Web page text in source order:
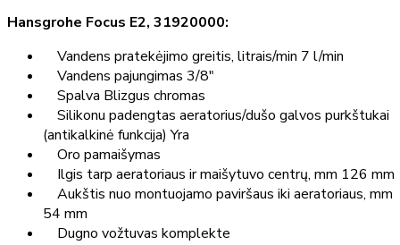
Hansgrohe Focus E2, 31920000:
Vandens pratekėjimo greitis, litrais/min 7 l/min
Vandens pajungimas 3/8"
Spalva Blizgus chromas
Silikonu padengtas aeratorius/dušo galvos purkštukai
(antikalkinė funkcija) Yra
Oro pamaišymas
Ilgis tarp aeratoriaus ir maišytuvo centrų, mm 126 mm
Aukštis nuo montuojamo paviršaus iki aeratoriaus, mm
54 mm
Dugno vožtuvas komplekte